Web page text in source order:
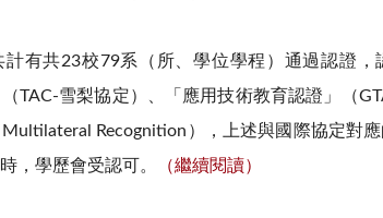
計有共23校79系（所、學位學程）通過認證
TAC-雪梨協定）、「應用技術教育認證」（
Recognition），上述與國際協定對
，學歷會受認可。
（繼續閱讀）